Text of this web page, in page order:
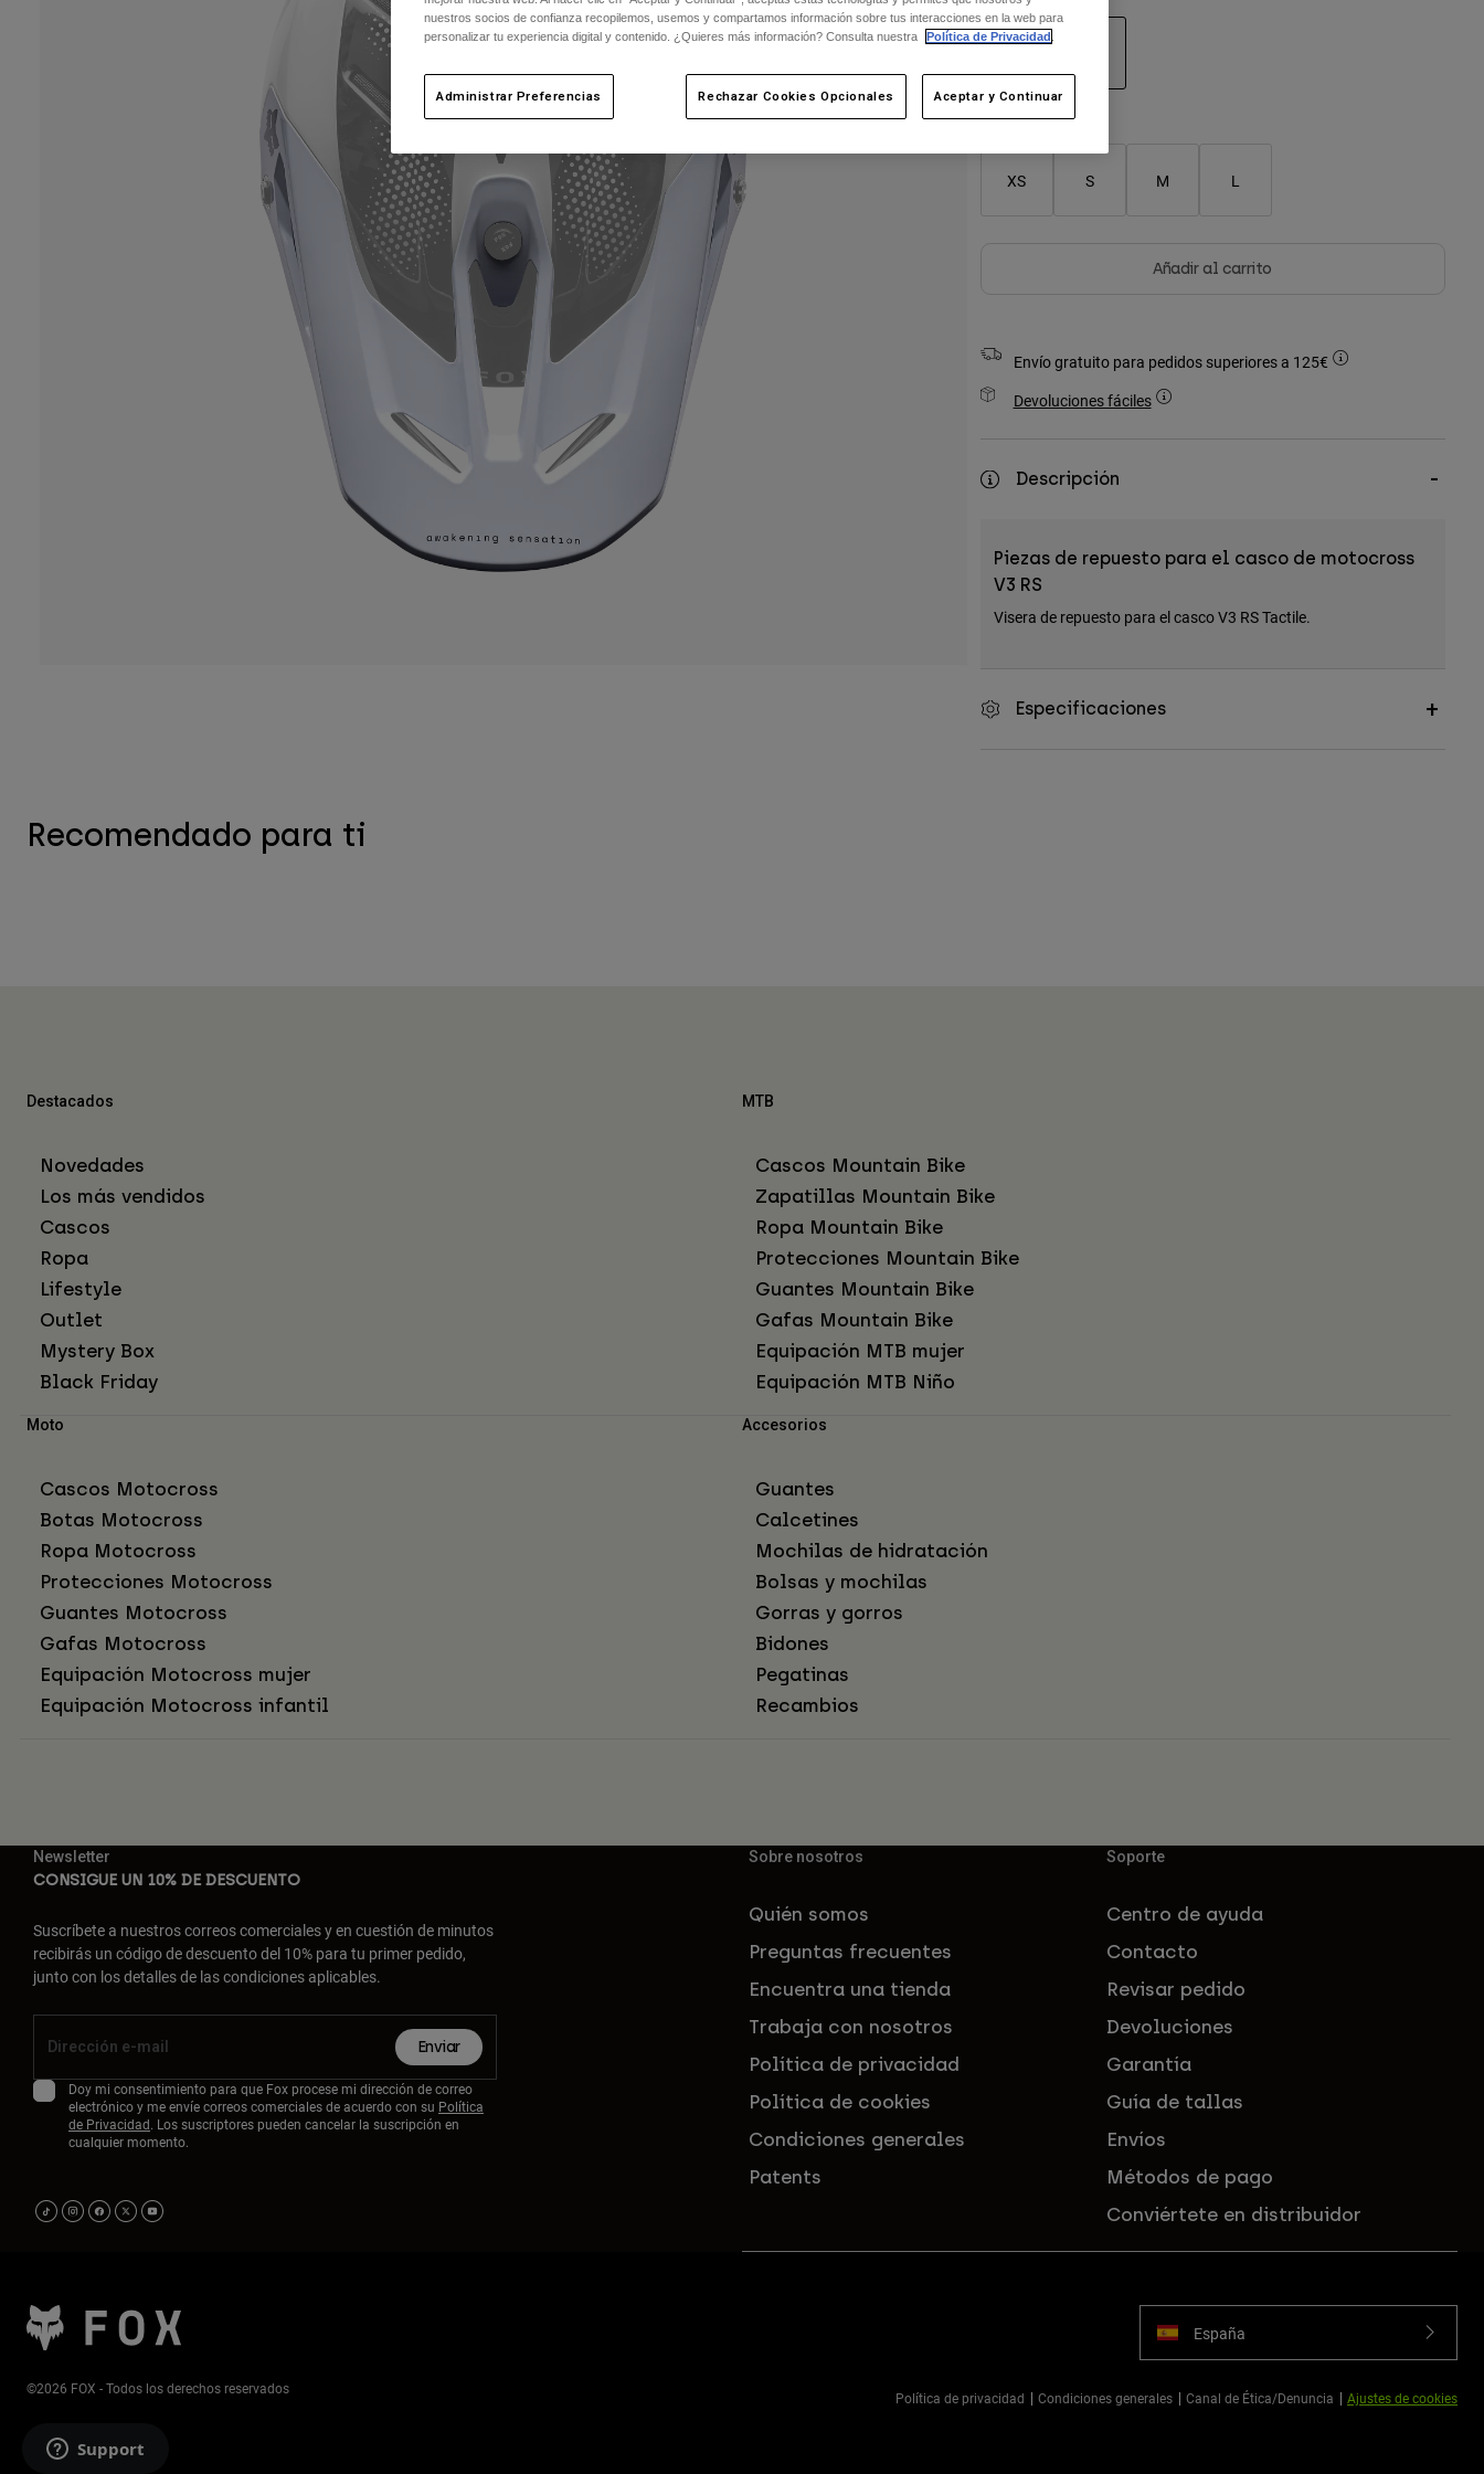
XS S M L
Añadir al carrito
Envío gratuito para pedidos superiores a 125€
Devoluciones fáciles
Descripción
Piezas de repuesto para el casco de motocross
V3 RS
Visera de repuesto para el casco V3 RS Tactile.
Especificaciones
Recomendado para ti
Destacados
Novedades
Los más vendidos
Cascos
Ropa
Lifestyle
Outlet
Mystery Box
Black Friday
MTB
Cascos Mountain Bike
Zapatillas Mountain Bike
Ropa Mountain Bike
Protecciones Mountain Bike
Guantes Mountain Bike
Gafas Mountain Bike
Equipación MTB mujer
Equipación MTB Niño
Moto
Cascos Motocross
Botas Motocross
Ropa Motocross
Protecciones Motocross
Guantes Motocross
Gafas Motocross
Equipación Motocross mujer
Equipación Motocross infantil
Accesorios
Guantes
Calcetines
Mochilas de hidratación
Bolsas y mochilas
Gorras y gorros
Bidones
Pegatinas
Recambios
Newsletter
CONSIGUE UN 10% DE DESCUENTO
Suscríbete a nuestros correos comerciales y en cuestión de minutos
recibirás un código de descuento del 10% para tu primer pedido,
junto con los detalles de las condiciones aplicables.
Enviar
Doy mi consentimiento para que Fox procese mi dirección de correo
electrónico y me envíe correos comerciales de acuerdo con su Política
de Privacidad. Los suscriptores pueden cancelar la suscripción en
cualquier momento.
Sobre nosotros
Quién somos
Preguntas frecuentes
Encuentra una tienda
Trabaja con nosotros
Política de privacidad
Política de cookies
Condiciones generales
Patents
Soporte
Centro de ayuda
Contacto
Revisar pedido
Devoluciones
Garantía
Guía de tallas
Envíos
Métodos de pago
Conviértete en distribuidor
España
Política de privacidad Condiciones generales Canal de Ética/Denuncia Ajustes de cookies
©2026 FOX - Todos los derechos reservados
Support
nuestros socios de confianza recopilemos, usemos y compartamos información sobre tus interacciones en la web para
personalizar tu experiencia digital y contenido. ¿Quieres más información? Consulta nuestra
Política de Privacidad
Administrar Preferencias Rechazar Cookies Opcionales Aceptar y Continuar